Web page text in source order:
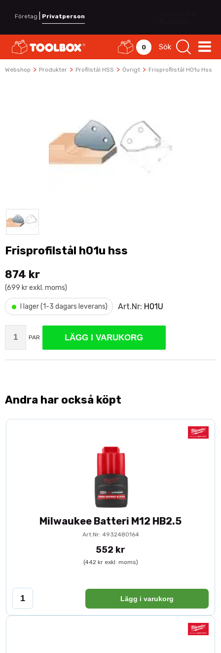
Företag Privatperson
0 Sök
Webshop > Produkter > Profilstål HSS > Övrigt > Frisprofilstål H01u Hss
Frisprofilstål h01u hss
874 kr
(699 kr exkl. moms)
• I lager (1-3 dagars leverans) Art.Nr: H01U
PAR LÄGG I VARUKORG
Andra har också köpt
Milwaukee Batteri M12 HB2.5
Art.Nr: 4932480164
552 kr
(442 kr exkl. moms)
Lägg i varukorg